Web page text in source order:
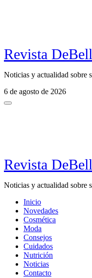
Revista
Noticias y actualidad sobre
6 de agosto de 2026
Revista
Noticias y actualidad sobre
Inicio
Novedades
Cosmética
Moda
Consejos
Cuidados
Nutrición
Noticias
Contacto